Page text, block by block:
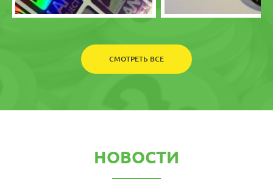
СМОТРЕТЬ ВСЕ
НОВОСТИ